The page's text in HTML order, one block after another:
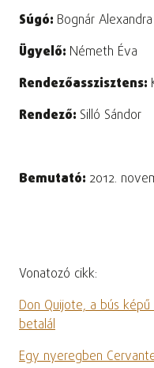
Súgó: Bognár Alexandra
Ügyelő: Németh Éva
Rendezőasszisztens:
Rendező: Silló Sándor
Bemutató: 2012.
Vonatozó cikk:
Don Quijote, a bús
betalál
Egy nyeregben